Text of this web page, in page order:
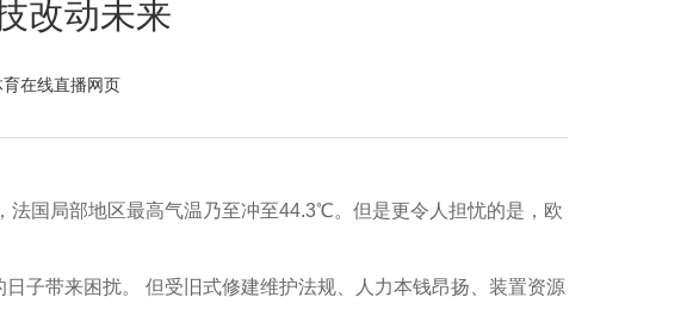
改动未来
在线直播网页
国局部地区最高气温乃至冲至44.3℃。但是更令人担忧的是，欧
带来困扰。 但受旧式修建维护法规、人力本钱昂扬、装置资源